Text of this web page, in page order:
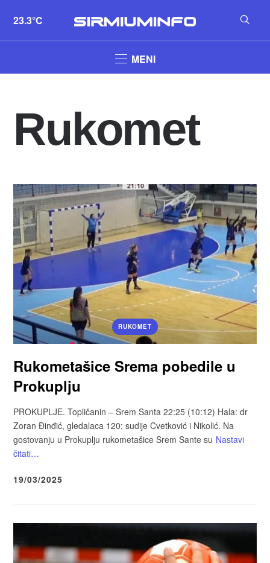
23.3°C
MENI
Rukomet
RUKOMET
Rukometašice Srema pobedile u
Prokuplju
PROKUPLJE. Topličanin – Srem Santa 22:25 (10:12) Hala: dr
Zoran Đinđić, gledalaca 120; sudije Cvetković i Nikolić. Na
gostovanju u Prokuplju rukometašice Srem Sante su Nastavi
čitati…
19/03/2025